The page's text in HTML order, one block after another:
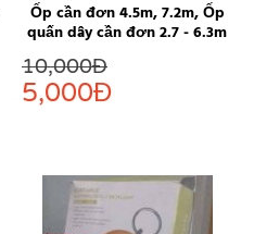
Ốp cần đơn 4.5m, 7.2m, Ốp
quấn dây cần đơn 2.7 - 6.3m
10,000Đ
5,000Đ